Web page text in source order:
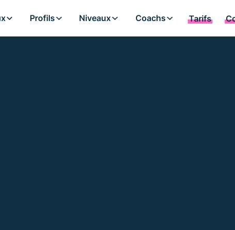
Profils Niveaux Coachs Tarifs
Profils Niveaux Coachs Tarifs